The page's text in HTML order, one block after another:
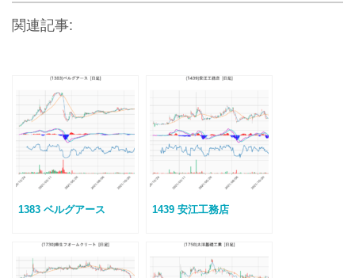
関連記事:
1383 ベルグアース 1439 安江工務店